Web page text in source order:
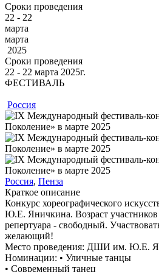
Сроки проведения
22 - 22
марта
марта
2025
Сроки проведения
22 ‐ 22 марта 2025г.
ФЕСТИВАЛЬ
Россия
Россия, Пенза
Краткое описание
Конкурс хореографического
Ю.Е. Яничкина. Возраст
репертуара - свободный.
желающий!
Место проведения: ДШИ им. Ю.Е.
Номинации: • Уличные танцы
• Современный танец